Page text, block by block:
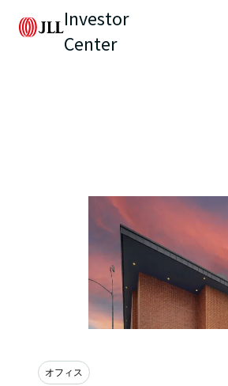
Investor
Center
オフィス